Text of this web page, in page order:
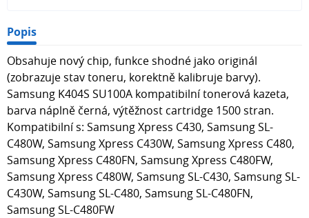
Popis
Obsahuje nový chip, funkce shodné jako originál
(zobrazuje stav toneru, korektně kalibruje barvy).
Samsung K404S SU100A kompatibilní tonerová kazeta,
barva náplně černá, výtěžnost cartridge 1500 stran.
Kompatibilní s: Samsung Xpress C430, Samsung SL-
C480W, Samsung Xpress C430W, Samsung Xpress C480,
Samsung Xpress C480FN, Samsung Xpress C480FW,
Samsung Xpress C480W, Samsung SL-C430, Samsung SL-
C430W, Samsung SL-C480, Samsung SL-C480FN,
Samsung SL-C480FW